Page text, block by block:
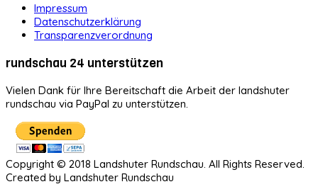
Impressum
Datenschutzerklärung
Transparenzverordnung
rundschau 24 unterstützen
Vielen Dank für Ihre Bereitschaft die Arbeit der landshuter
rundschau via PayPal zu unterstützen.
Copyright © 2018 Landshuter Rundschau. All Rights Reserved.
Created by Landshuter Rundschau